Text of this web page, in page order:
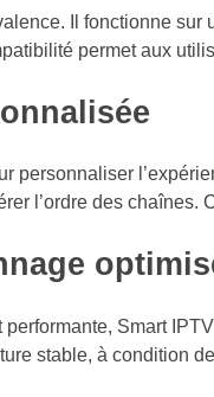
Il fonctionne sur
permet aux
personnaliser
l’ordre des chaînes.
Smart
stable, à condition